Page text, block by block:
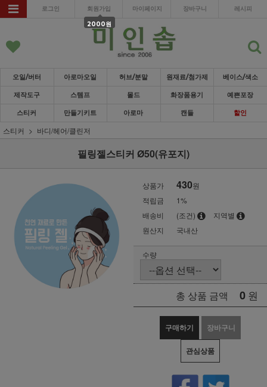
로그인 회원가입
2000원
마이페이지 장바구니 레시피
오일/버터 아로마오일 허브/분말 원재료/첨가제 베이스/색소
제작도구 스템프 몰드 화장품용기 예쁜포장
스티커 만들기키트 아로마 캔들 할인
스티커 바디/헤어/클린저
필링젤스티커 Ø50(유포지)
상품가 430원
적립금
1%
배송비
(조건)
지역별
원산지
국내산
수량
총 상품 금액 0 원
구매하기 장바구니
관심상품